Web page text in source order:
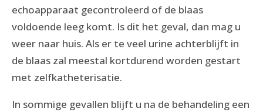
echoapparaat gecontroleerd of de blaas
voldoende leeg komt. Is dit het geval, dan mag u
weer naar huis. Als er te veel urine achterblijft in
de blaas zal meestal kortdurend worden gestart
met zelfkatheterisatie.
In sommige gevallen blijft u na de behandeling een